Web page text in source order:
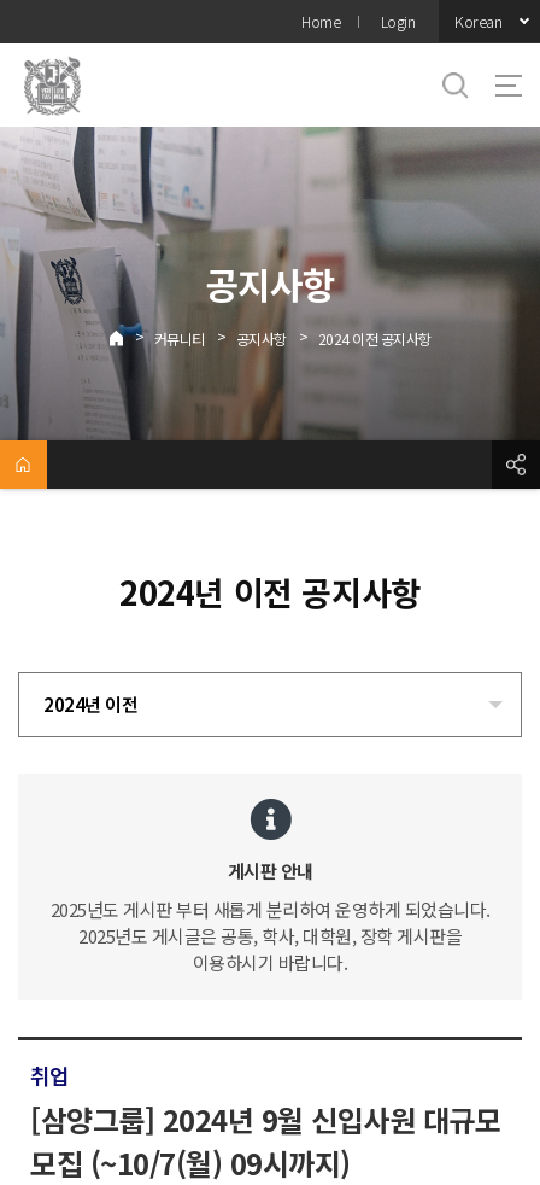
메뉴
Home Login Korean
공지사항
> 커뮤니티 > 공지사항 > 2024 이전 공지사항
2024년 이전 공지사항
2024년 이전
게시판 안내
2025년도 게시판 부터 새롭게 분리하여 운영하게 되었습니다.
2025년도 게시글은 공통, 학사, 대학원, 장학 게시판을
이용하시기 바랍니다.
취업
[삼양그룹] 2024년 9월 신입사원 대규모
모집 (~10/7(월) 09시까지)